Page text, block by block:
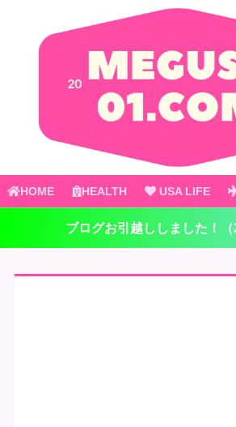
HOME HEALTH USA LIFE
ブログお引越ししました！（